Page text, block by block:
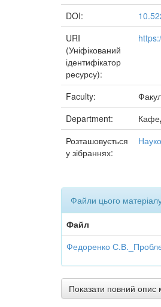
DOI:
URI
(Уніфікований
ідентифікатор
ресурсу):
Faculty:
Department:
Розташовується
у зібраннях:
Файли цього
Файл
Федоренко
Показати повний опис